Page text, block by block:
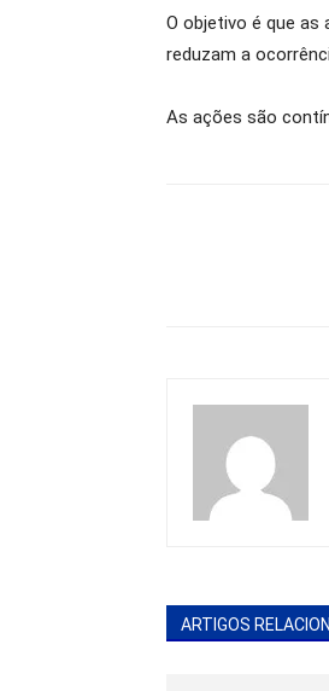
O objetivo é que as
reduzam a
As ações são
ARTIGOS